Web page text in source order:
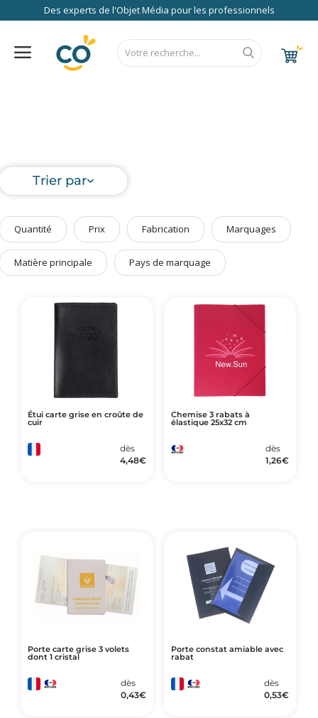
Des experts de l'Objet Média pour les professionnels
Bagageries & Sacs
Etui
Vêtements de Travail
Parapluies & Parasols
Art de la Table
Art de Vivre à la Française
Plantes et Graines
Bien être & Sécurité
Sports, loisirs & jouets
Accessoires Auto & Vélo
PLV & Mobiliers Pub
Packaging sur-mesure
Trier par
Quantité Prix Fabrication Marquages
Matière principale Pays de marquage
Étui carte grise en croûte de
cuir
dès
4,48€
Chemise 3 rabats à
élastique 25x32 cm
dès
1,26€
Porte carte grise 3 volets
dont 1 cristal
dès
0,43€
Porte constat amiable avec
rabat
dès
0,53€